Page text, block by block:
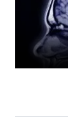
وتطبيقا.